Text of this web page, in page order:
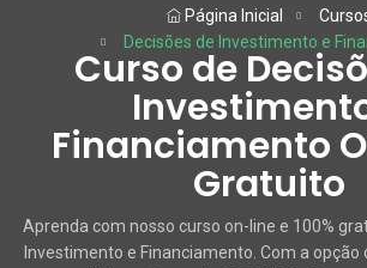
Página Inicial
Decisões de Investimento e
Curso de
Financiamento
Gratuito
Aprenda com nosso curso on-line e 100%
Investimento e Financiamento. Com a opção